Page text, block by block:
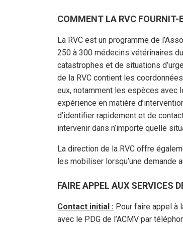
COMMENT LA RVC FOURNIT-
La RVC est un programme de
250 à 300 médecins vétérinaires
catastrophes et de situations
de la RVC contient les
eux, notamment les espèces
expérience en matière
d’identifier rapidement et de
intervenir dans n’importe quelle
La direction de la RVC offre
les mobiliser lorsqu’une demande
FAIRE APPEL AUX SERVICES
Contact initial : Pour faire appel à
avec le PDG de l’ACMV par